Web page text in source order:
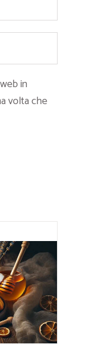
in
volta che